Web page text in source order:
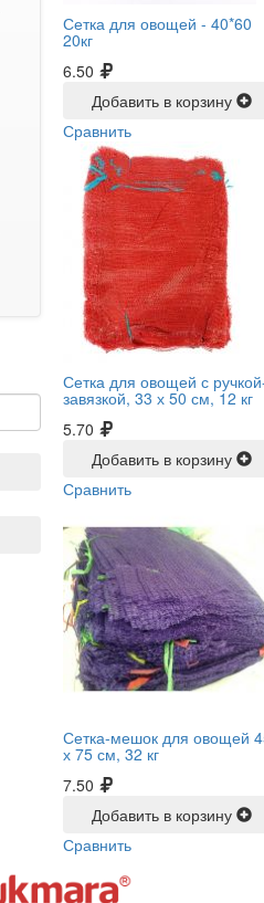
Сетка для овощей - 40*60
20кг
6.50
Добавить в корзину
Сравнить
Сетка для овощей с
завязкой, 33 х 50 см, 12 кг
5.70
Добавить в корзину
Сравнить
Сетка-мешок для овощей
х 75 см, 32 кг
7.50
Добавить в корзину
Сравнить